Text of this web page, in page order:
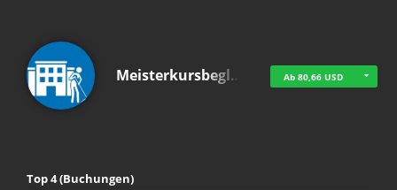
Meisterkursbegl… Ab 80,66 USD
Top 4 (Buchungen)